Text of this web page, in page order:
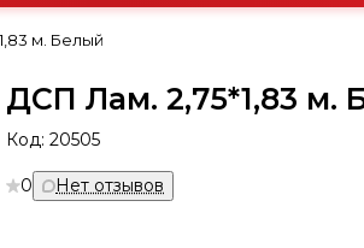
м. Белый
ДСП Лам. 2,75*1,83 м.
Код:20505
0 Нет отзывов